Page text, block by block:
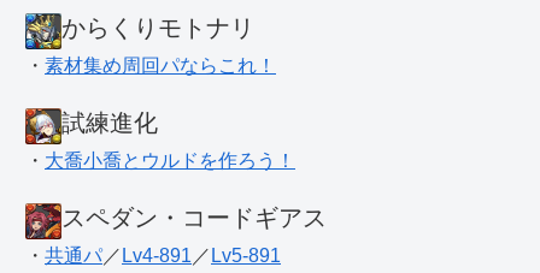
からくりモトナリ
・ 素材集め周回パならこれ！
試練進化
・ 大喬小喬とウルドを作ろう！
スペダン・コードギアス
・ 共通パ ／ Lv4-891 ／ Lv5-891